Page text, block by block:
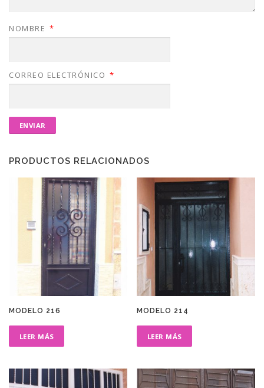
NOMBRE *
CORREO ELECTRÓNICO *
PRODUCTOS RELACIONADOS
MODELO 216
LEER MÁS
MODELO 214
LEER MÁS